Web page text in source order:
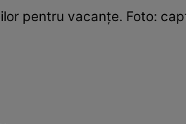
pentru vacanțe. Foto: